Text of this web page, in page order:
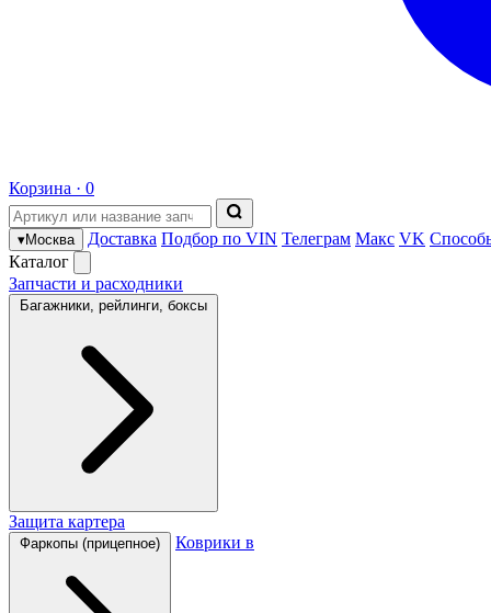
Корзина · 0
▾Москва Доставка Подбор по VIN Телеграм Макс VK
Каталог
Запчасти и расходники
Багажники, рейлинги, боксы
Защита картера
Фаркопы (прицепное) Коврики в